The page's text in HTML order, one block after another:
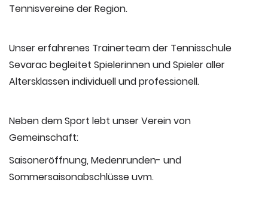
Tennisvereine der Region.
Unser erfahrenes Trainerteam der Tennisschule
Sevarac begleitet Spielerinnen und Spieler aller
Altersklassen individuell und professionell.
Neben dem Sport lebt unser Verein von
Gemeinschaft:
Saisoneröffnung, Medenrunden- und
Sommersaisonabschlüsse uvm.